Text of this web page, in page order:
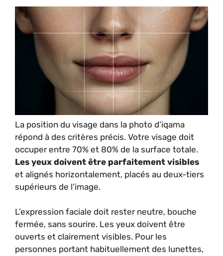
La position du visage dans la photo d’iqama
répond à des critères précis. Votre visage doit
occuper entre 70% et 80% de la surface totale.
Les yeux doivent être parfaitement visibles
et alignés horizontalement, placés au deux-tiers
supérieurs de l’image.
L’expression faciale doit rester neutre, bouche
fermée, sans sourire. Les yeux doivent être
ouverts et clairement visibles. Pour les
personnes portant habituellement des lunettes,